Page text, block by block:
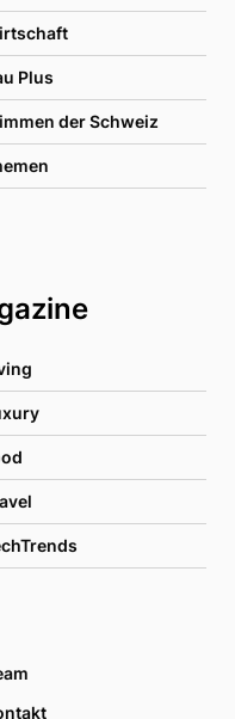
Plus
der Schweiz